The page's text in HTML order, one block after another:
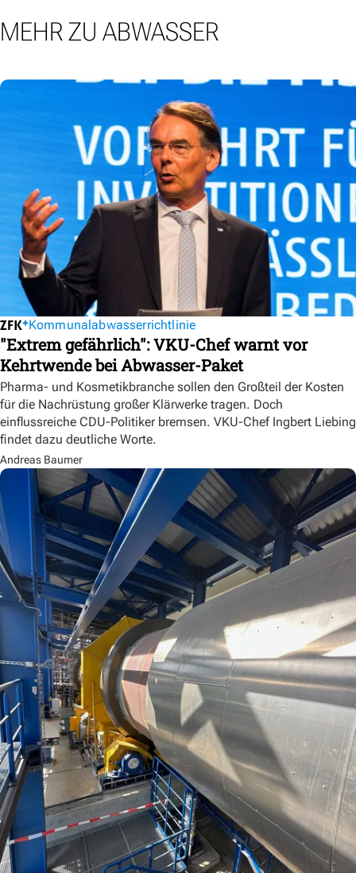
MEHR ZU ABWASSER
Kommunalabwasserrichtlinie
"Extrem gefährlich": VKU-Chef warnt vor
Kehrtwende bei Abwasser-Paket
Pharma- und Kosmetikbranche sollen den Großteil der Kosten
für die Nachrüstung großer Klärwerke tragen. Doch
einflussreiche CDU-Politiker bremsen. VKU-Chef Ingbert Liebing
findet dazu deutliche Worte.
Andreas Baumer